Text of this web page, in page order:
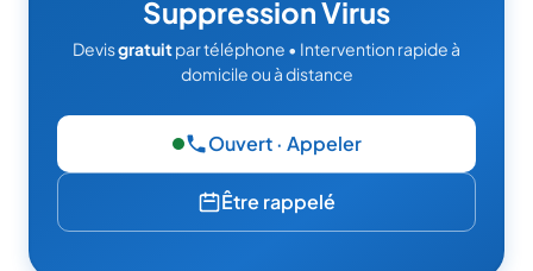
Suppression Virus
Devisgratuitpar téléphone • Intervention rapide à
domicile ou à distance
Ouvert · Appeler— 06 49 95 52 86
Être rappelé